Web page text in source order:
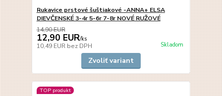
Rukavice prstové šuštiakové -ANNA+ ELSA
DIEVČENSKÉ 3-4r 5-6r 7-8r NOVÉ RUŽOVÉ
14,90 EUR
12,90 EUR/ks
10,49 EUR bez DPH Skladom
Zvoliť variant
TOP produkt